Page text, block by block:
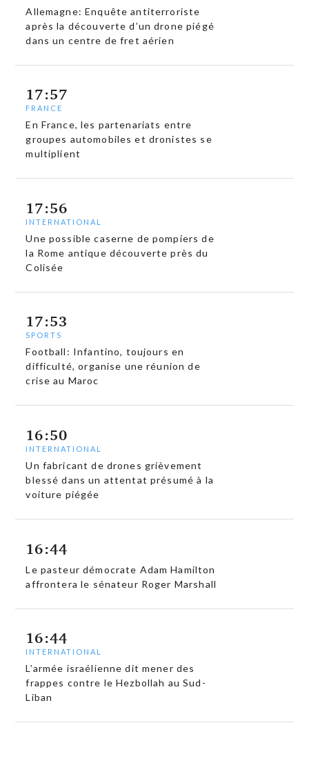
Allemagne: Enquête antiterroriste
après la découverte d’un drone piégé
dans un centre de fret aérien
17:57
FRANCE
En France, les partenariats entre
groupes automobiles et dronistes se
multiplient
17:56
INTERNATIONAL
Une possible caserne de pompiers de
la Rome antique découverte près du
Colisée
17:53
SPORTS
Football: Infantino, toujours en
difficulté, organise une réunion de
crise au Maroc
16:50
INTERNATIONAL
Un fabricant de drones grièvement
blessé dans un attentat présumé à la
voiture piégée
16:44
Le pasteur démocrate Adam Hamilton
affrontera le sénateur Roger Marshall
16:44
INTERNATIONAL
L’armée israélienne dit mener des
frappes contre le Hezbollah au Sud-
Liban